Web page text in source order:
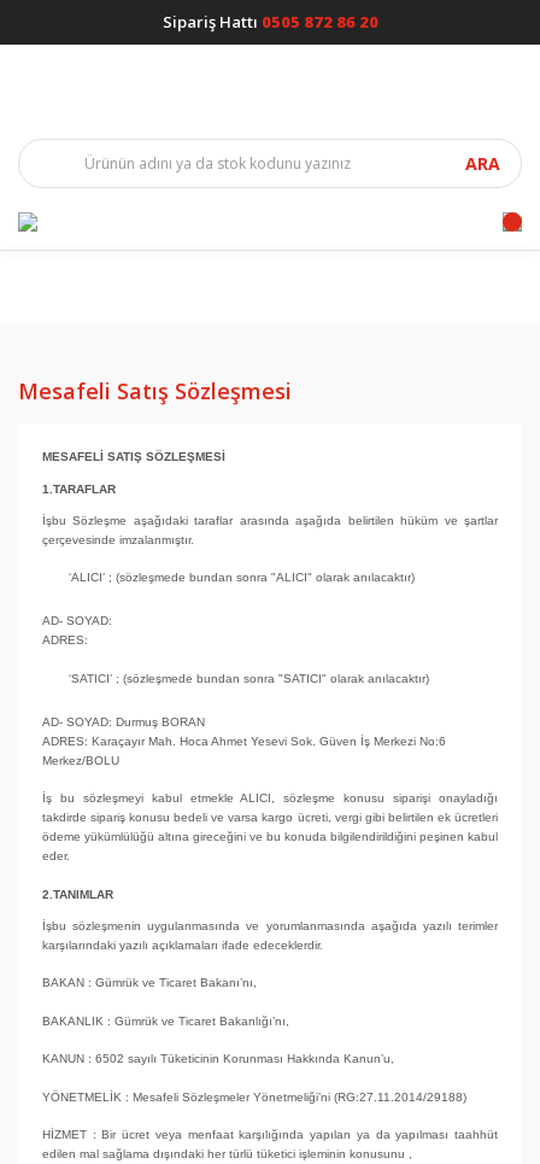
Sipariş Hattı 0505 872 86 20
ARA
Mesafeli Satış Sözleşmesi
MESAFELİ SATIŞ SÖZLEŞMESİ
1.TARAFLAR
İşbu Sözleşme aşağıdaki taraflar arasında aşağıda belirtilen hüküm ve şartlar
çerçevesinde imzalanmıştır.
‘ALICI’ ; (sözleşmede bundan sonra "ALICI" olarak anılacaktır)
AD- SOYAD:
ADRES:
‘SATICI’ ; (sözleşmede bundan sonra "SATICI" olarak anılacaktır)
AD- SOYAD: Durmuş BORAN
ADRES: Karaçayır Mah. Hoca Ahmet Yesevi Sok. Güven İş Merkezi No:6
Merkez/BOLU
İş bu sözleşmeyi kabul etmekle ALICI, sözleşme konusu siparişi onayladığı
takdirde sipariş konusu bedeli ve varsa kargo ücreti, vergi gibi belirtilen ek ücretleri
ödeme yükümlülüğü altına gireceğini ve bu konuda bilgilendirildiğini peşinen kabul
eder.
2.TANIMLAR
İşbu sözleşmenin uygulanmasında ve yorumlanmasında aşağıda yazılı terimler
karşılarındaki yazılı açıklamaları ifade edeceklerdir.
BAKAN : Gümrük ve Ticaret Bakanı’nı,
BAKANLIK : Gümrük ve Ticaret Bakanlığı’nı,
KANUN : 6502 sayılı Tüketicinin Korunması Hakkında Kanun’u,
YÖNETMELİK : Mesafeli Sözleşmeler Yönetmeliği’ni (RG:27.11.2014/29188)
HİZMET : Bir ücret veya menfaat karşılığında yapılan ya da yapılması taahhüt
edilen mal sağlama dışındaki her türlü tüketici işleminin konusunu ,